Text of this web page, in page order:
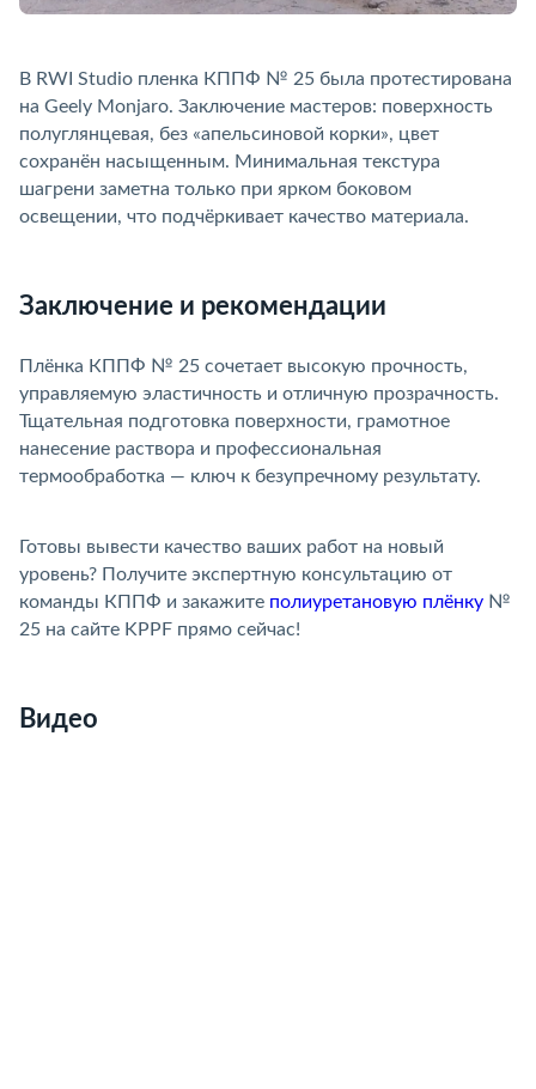
В RWI Studio пленка КППФ № 25 была протестирована
на Geely Monjaro. Заключение мастеров: поверхность
полуглянцевая, без «апельсиновой корки», цвет
сохранён насыщенным. Минимальная текстура
шагрени заметна только при ярком боковом
освещении, что подчёркивает качество материала.
Заключение и рекомендации
Плёнка КППФ № 25 сочетает высокую прочность,
управляемую эластичность и отличную прозрачность.
Тщательная подготовка поверхности, грамотное
нанесение раствора и профессиональная
термообработка — ключ к безупречному результату.
Готовы вывести качество ваших работ на новый
уровень? Получите экспертную консультацию от
команды КППФ и закажите полиуретановую плёнку №
25 на сайте KPPF прямо сейчас!
Видео